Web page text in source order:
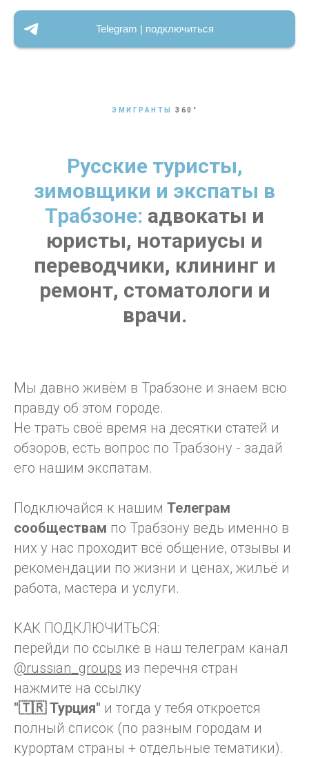
Telegram | подключиться
ЭМИГРАНТЫ 360 °
Русские туристы,
зимовщики и экспаты в
Трабзоне: адвокаты и
юристы, нотариусы и
переводчики, клининг и
ремонт, стоматологи и
врачи.
Мы давно живём в Трабзоне и знаем всю
правду об этом городе.
Не трать своё время на десятки статей и
обзоров, есть вопрос по Трабзону - задай
его нашим экспатам.
Подключайся к нашим Телеграм
сообществам по Трабзону ведь именно в
них у нас проходит всё общение, отзывы и
рекомендации по жизни и ценах, жильё и
работа, мастера и услуги.
КАК ПОДКЛЮЧИТЬСЯ:
перейди по ссылке в наш телеграм канал
@russian_groups из перечня стран
нажмите на ссылку
"🇹🇷 Турция" и тогда у тебя откроется
полный список (по разным городам и
курортам страны + отдельные тематики).